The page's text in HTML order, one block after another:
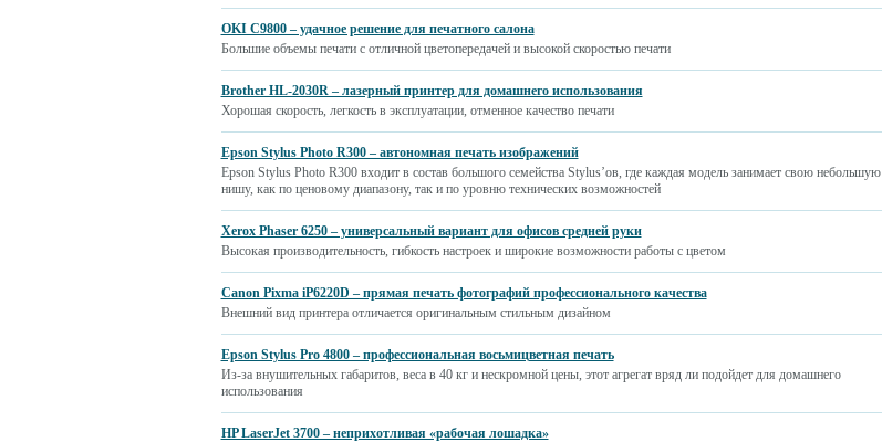
OKI C9800 – удачное решение для печатного салона
Большие объемы печати с отличной цветопередачей и высокой скоростью печати
Brother HL-2030R – лазерный принтер для домашнего использования
Хорошая скорость, легкость в эксплуатации, отменное качество печати
Epson Stylus Photo R300 – автономная печать изображений
Epson Stylus Photo R300 входит в состав большого семейства Stylus’ов, где каждая модель занимает свою небольшую
нишу, как по ценовому диапазону, так и по уровню технических возможностей
Xerox Phaser 6250 – универсальный вариант для офисов средней руки
Высокая производительность, гибкость настроек и широкие возможности работы с цветом
Canon Рixma iP6220D – прямая печать фотографий профессионального качества
Внешний вид принтера отличается оригинальным стильным дизайном
Epson Stylus Pro 4800 – профессиональная восьмицветная печать
Из-за внушительных габаритов, веса в 40 кг и нескромной цены, этот агрегат вряд ли подойдет для домашнего
использования
HP LaserJet 3700 – неприхотливая «рабочая лошадка»